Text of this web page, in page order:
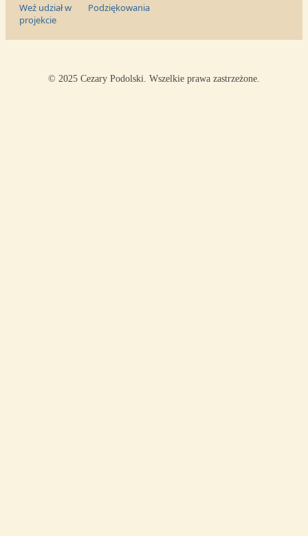
Weź udział w
projekcie
Podziękowania
© 2025 Cezary Podolski. Wszelkie prawa zastrzeżone.